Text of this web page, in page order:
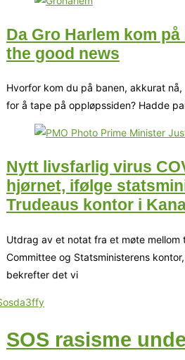
Da Gro Harlem kom
the good news
Hvorfor kom du på banen, akkurat nå,
for å tape på oppløpssiden? Hadde
Nytt livsfarlig virus
hjørnet, ifølge
Trudeaus kontor i
Utdrag av et notat fra et møte mellom
Committee og Statsministerens
bekrefter det vi
SOS rasisme